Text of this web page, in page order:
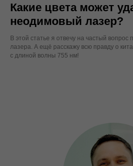
Какие цвета может
неодимовый лазер?
В этой статье я отвечу на частый вопрос
лазера. А ещё расскажу всю правду о
с длиной волны 755 нм!